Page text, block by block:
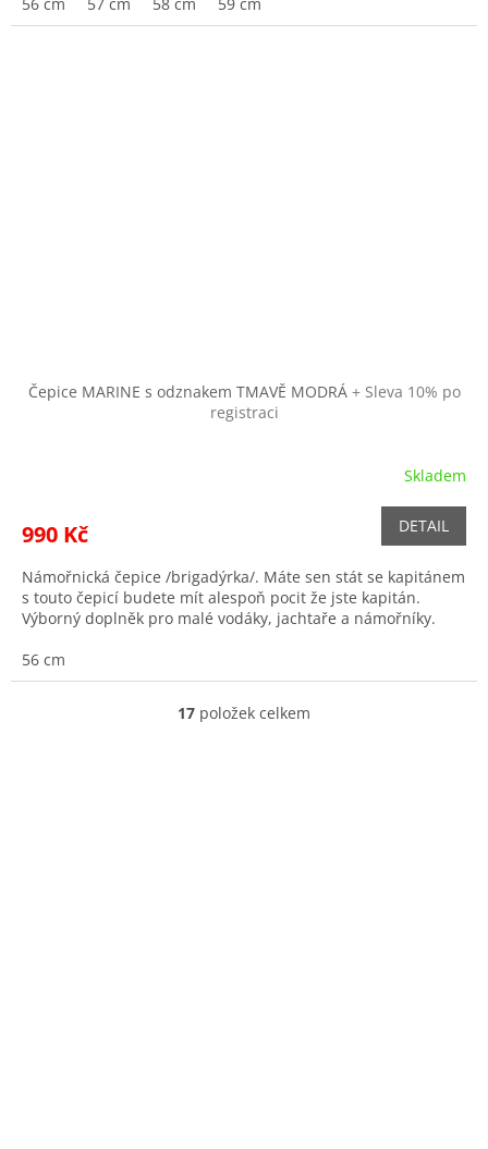
Čepice MARINE s odznakem TMAVĚ MODRÁ + Sleva 10% po
registraci
Skladem
990 Kč DETAIL
Námořnická čepice /brigadýrka/. Máte sen stát se kapitánem
s touto čepicí budete mít alespoň pocit že jste kapitán.
Výborný doplněk pro malé vodáky, jachtaře a námořníky.
56 cm
O
17 položek celkem